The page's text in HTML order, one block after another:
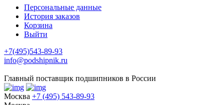
Персональные данные
История заказов
Корзина
Выйти
+7(495)543-89-93
info@podshipnik.ru
Главный поставщик подшипников в России
Москва +7 (495) 543-89-93